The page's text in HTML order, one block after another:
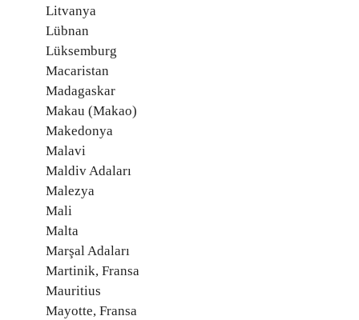
Litvanya
Lübnan
Lüksemburg
Macaristan
Madagaskar
Makau (Makao)
Makedonya
Malavi
Maldiv Adaları
Malezya
Mali
Malta
Marşal Adaları
Martinik, Fransa
Mauritius
Mayotte, Fransa